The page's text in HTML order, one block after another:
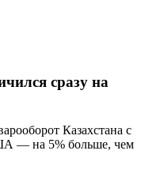
сразу на
Казахстана с
— на 5% больше, чем